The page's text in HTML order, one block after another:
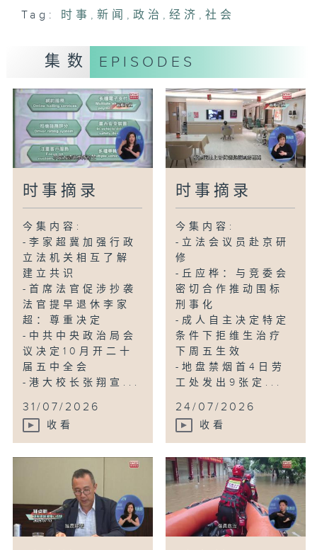
-陈茂波：引进重点企业料创2.5万个职位
-渠务署：已做好雨季前防水浸准备
-海外球迷：香港七榄全球最佳
间
Tag: 时事 ,新闻 ,政治 ,经济 ,社会
集数 EPISODES
时事摘录
今集内容:
-李家超冀加强行政
立法机关相互了解
建立共识
-首席法官促涉抄袭
法官提早退休李家
超：尊重决定
-中共中央政治局会
议决定10月开二十
届五中全会
-港大校长张翔宣...
31/07/2026
收看
时事摘录
今集内容:
-立法会议员赴京研
修
-丘应桦：与竞委会
密切合作推动围标
刑事化
-成人自主决定特定
条件下拒维生治疗
下周五生效
-地盘禁烟首4日劳
工处发出9张定...
24/07/2026
收看